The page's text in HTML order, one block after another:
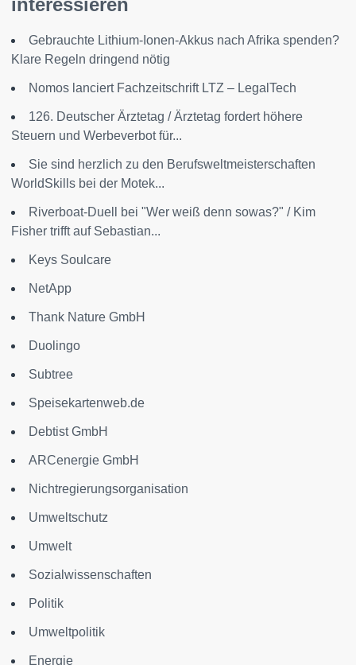
interessieren
Gebrauchte Lithium-Ionen-Akkus nach Afrika spenden?
Klare Regeln dringend nötig
Nomos lanciert Fachzeitschrift LTZ – LegalTech
126. Deutscher Ärztetag / Ärztetag fordert höhere
Steuern und Werbeverbot für...
Sie sind herzlich zu den Berufsweltmeisterschaften
WorldSkills bei der Motek...
Riverboat-Duell bei "Wer weiß denn sowas?" / Kim
Fisher trifft auf Sebastian...
Keys Soulcare
NetApp
Thank Nature GmbH
Duolingo
Subtree
Speisekartenweb.de
Debtist GmbH
ARCenergie GmbH
Nichtregierungsorganisation
Umweltschutz
Umwelt
Sozialwissenschaften
Politik
Umweltpolitik
Energie